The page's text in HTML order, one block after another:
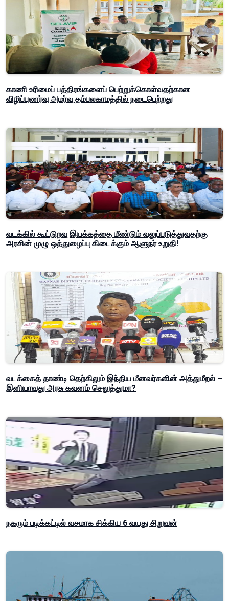
காணி உரிமைப் பத்திரங்களைப் பெற்றுக்கொள்வதற்கான
விழிப்புணர்வு அமர்வு தம்பலகாமத்தில் நடைபெற்றது
வடக்கில் கூட்டுறவு இயக்கத்தை மீண்டும் வலுப்படுத்துவதற்கு
அரசின் முழு ஒத்துழைப்பு கிடைக்கும் ஆளுநர் உறுதி!
வடக்கைத் தாண்டி தெற்கிலும் இந்திய மீனவர்களின் அத்துமீறல் –
இனியாவது அரசு கவனம் செலுத்துமா?
நகரும் படிக்கட்டில் வசமாக சிக்கிய 6 வயது சிறுவன்